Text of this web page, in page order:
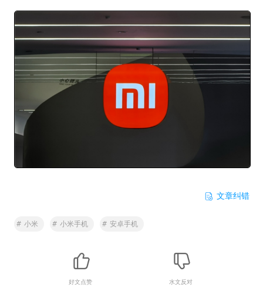
文章纠错
# 小米 # 小米手机 # 安卓手机
好文点赞 水文反对